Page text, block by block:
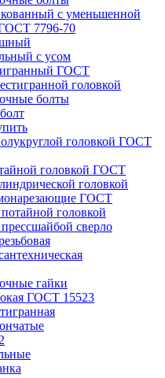
с уменьшенной
7796-70
с усом
ГОСТ
головкой
болты
головкой ГОСТ
головкой ГОСТ
головкой
ГОСТ
головкой
сверло
гайки
ГОСТ 15523